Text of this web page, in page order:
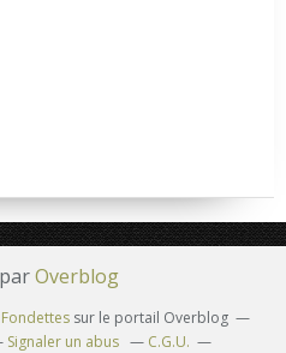
Overblog
sur le portail Overblog
Signaler un abus C.G.U.